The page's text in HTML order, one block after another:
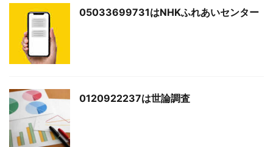
05033699731はNHKふれあいセンター
0120922237は世論調査